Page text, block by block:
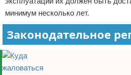
минимум несколько лет.
Законодательное